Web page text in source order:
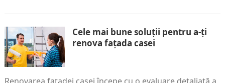
Cele mai bune soluții pentru a-ți
renova fațada casei